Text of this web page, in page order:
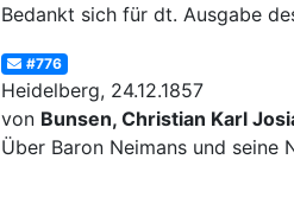
Bedankt sich für dt. Ausgabe
#776
Heidelberg, 24.12.1857
von Bunsen, Christian Karl
Über Baron Neimans und seine